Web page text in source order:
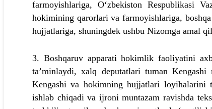
farmoyishlariga, O‘zbekiston Respublikasi
hokimining qarorlari va farmoyishlariga,
hujjatlariga, shuningdek ushbu Nizomga amal
3. Boshqaruv apparati hokimlik faoliyatini
ta’minlaydi, xalq deputatlari tuman
Kengashi va hokimning hujjatlari loyihalarini
ishlab chiqadi va ijroni muntazam ravishda